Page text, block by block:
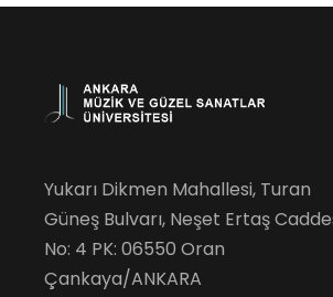
Yukarı Dikmen Mahallesi, Turan
Güneş Bulvarı, Neşet Ertaş
No: 4 PK: 06550 Oran
Çankaya/ANKARA